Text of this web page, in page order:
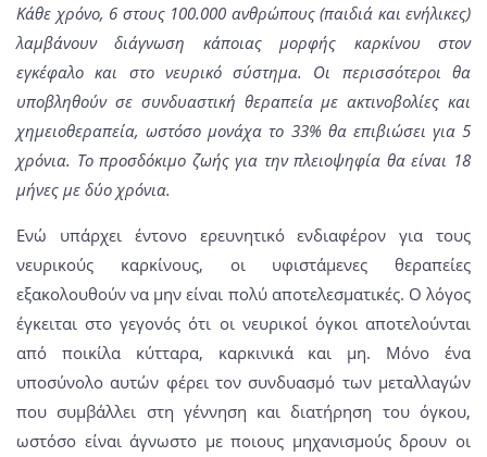
Κάθε χρόνο, 6 στους 100.000 ανθρώπους (παιδιά και ενήλικες)
λαμβάνουν διάγνωση κάποιας μορφής καρκίνου στον
εγκέφαλο και στο νευρικό σύστημα. Οι περισσότεροι θα
υποβληθούν σε συνδυαστική θεραπεία με ακτινοβολίες και
χημειοθεραπεία, ωστόσο μονάχα το 33% θα επιβιώσει για 5
χρόνια. Το προσδόκιμο ζωής για την πλειοψηφία θα είναι 18
μήνες με δύο χρόνια.
Ενώ υπάρχει έντονο ερευνητικό ενδιαφέρον για τους
νευρικούς καρκίνους, οι υφιστάμενες θεραπείες
εξακολουθούν να μην είναι πολύ αποτελεσματικές. Ο λόγος
έγκειται στο γεγονός ότι οι νευρικοί όγκοι αποτελούνται
από ποικίλα κύτταρα, καρκινικά και μη. Μόνο ένα
υποσύνολο αυτών φέρει τον συνδυασμό των μεταλλαγών
που συμβάλλει στη γέννηση και διατήρηση του όγκου,
ωστόσο είναι άγνωστο με ποιους μηχανισμούς δρουν οι